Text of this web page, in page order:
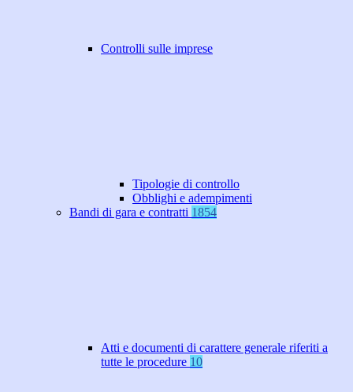
Controlli sulle imprese
Tipologie di controllo
Obblighi e adempimenti
Bandi di gara e contratti 1854
Atti e documenti di carattere generale riferiti a
tutte le procedure 10